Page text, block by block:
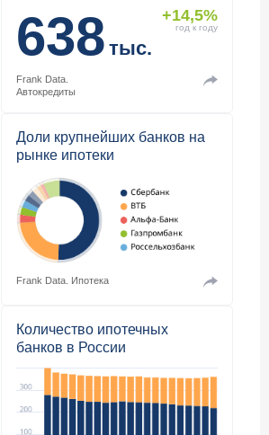
638 тыс.
+14,5%
год к году
Frank Data.
Автокредиты
Доли крупнейших банков на
рынке ипотеки
Frank Data. Ипотека
Количество ипотечных
банков в России